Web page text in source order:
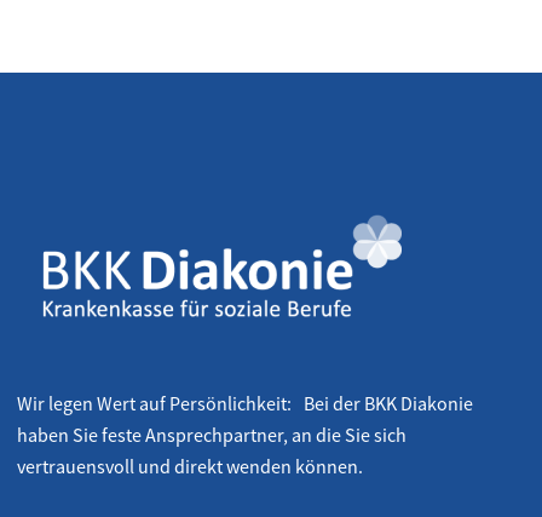
Wir legen Wert auf Persönlichkeit: Bei der BKK Diakonie
haben Sie feste Ansprechpartner, an die Sie sich
vertrauensvoll und direkt wenden können.